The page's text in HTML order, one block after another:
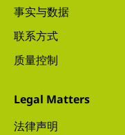
事实与数据
联系方式
质量控制
Legal Matters
法律声明